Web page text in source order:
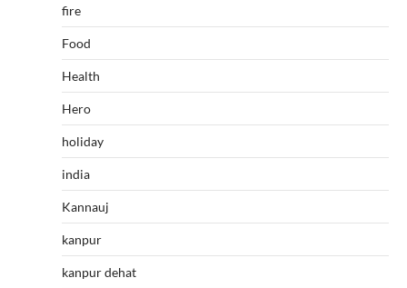
fire
Food
Health
Hero
holiday
india
Kannauj
kanpur
kanpur dehat